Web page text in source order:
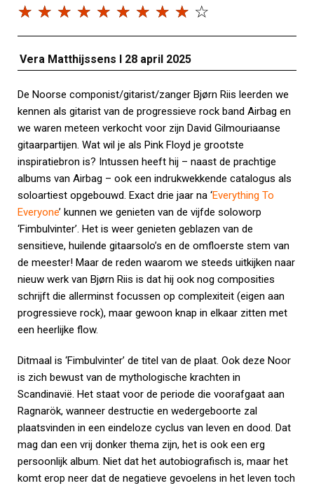
☆ ☆ ☆ ☆ ☆ ☆ ☆ ☆ ☆ ☆
Vera Matthijssens I 28 april 2025
De Noorse componist/gitarist/zanger Bjørn Riis leerden we
kennen als gitarist van de progressieve rock band Airbag en
we waren meteen verkocht voor zijn David Gilmouriaanse
gitaarpartijen. Wat wil je als Pink Floyd je grootste
inspiratiebron is? Intussen heeft hij – naast de prachtige
albums van Airbag – ook een indrukwekkende catalogus als
soloartiest opgebouwd. Exact drie jaar na ‘Everything To
Everyone’ kunnen we genieten van de vijfde soloworp
‘Fimbulvinter’. Het is weer genieten geblazen van de
sensitieve, huilende gitaarsolo’s en de omfloerste stem van
de meester! Maar de reden waarom we steeds uitkijken naar
nieuw werk van Bjørn Riis is dat hij ook nog composities
schrijft die allerminst focussen op complexiteit (eigen aan
progressieve rock), maar gewoon knap in elkaar zitten met
een heerlijke flow.
Ditmaal is ‘Fimbulvinter’ de titel van de plaat. Ook deze Noor
is zich bewust van de mythologische krachten in
Scandinavië. Het staat voor de periode die voorafgaat aan
Ragnarök, wanneer destructie en wedergeboorte zal
plaatsvinden in een eindeloze cyclus van leven en dood. Dat
mag dan een vrij donker thema zijn, het is ook een erg
persoonlijk album. Niet dat het autobiografisch is, maar het
komt erop neer dat de negatieve gevoelens in het leven toch